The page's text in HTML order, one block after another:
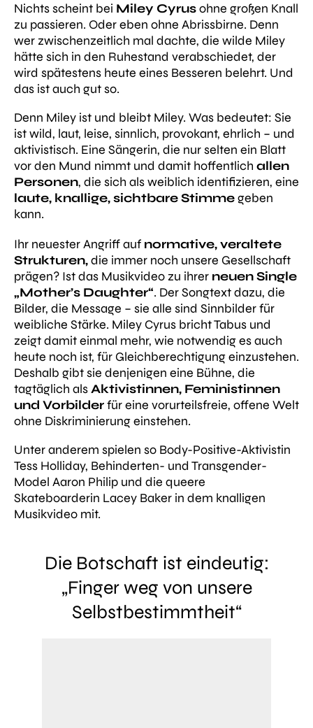
Nichts scheint bei Miley Cyrusohne großen Knall
zu passieren. Oder eben ohne Abrissbirne. Denn
wer zwischenzeitlich mal dachte, die wilde Miley
hätte sich in den Ruhestand verabschiedet, der
wird spätestens heute eines Besseren belehrt. Und
das ist auch gut so.
Denn Miley ist und bleibt Miley. Was bedeutet: Sie
ist wild, laut, leise, sinnlich, provokant, ehrlich – und
aktivistisch. Eine Sängerin, die nur selten ein Blatt
vor den Mund nimmt und damit hoffentlich allen
Personen, die sich als weiblich identifizieren, eine
laute, knallige, sichtbare Stimmegeben
kann.
Ihr neuester Angriff auf normative, veraltete
Strukturen,die immer noch unsere Gesellschaft
prägen? Ist das Musikvideo zu ihrer neuen Single
„Mother’s Daughter“. Der Songtext dazu, die
Bilder, die Message – sie alle sind Sinnbilder für
weibliche Stärke. Miley Cyrus bricht Tabus und
zeigt damit einmal mehr, wie notwendig es auch
heute noch ist, für Gleichberechtigung einzustehen.
Deshalb gibt sie denjenigen eine Bühne, die
tagtäglich alsAktivistinnen, Feministinnen
und Vorbilderfür eine vorurteilsfreie, offene Welt
ohne Diskriminierung einstehen.
Unter anderem spielen so Body-Positive-Aktivistin
Tess Holliday, Behinderten- und Transgender-
Model Aaron Philip und die queere
Skateboarderin Lacey Baker in dem knalligen
Musikvideo mit.
Die Botschaft ist eindeutig:
„Finger weg von unsere
Selbstbestimmtheit“